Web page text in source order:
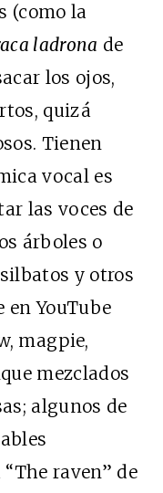
(como la
ladrona de
los ojos,
quizá
Tienen
vocal es
las voces de
árboles o
y otros
en YouTube
magpie,
mezclados
algunos de
raven” de